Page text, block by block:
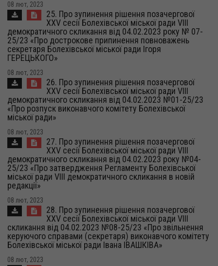
08 лют, 2023
25. Про зупинення рішення позачергової
XXV сесії Болехівської міської ради VIII
демократичного скликання від 04.02.2023 року № 07-
25/23 «Про дострокове припинення повноважень
секретаря Болехівської міської ради Ігоря
ГЕРЕЦЬКОГО»
08 лют, 2023
26. Про зупинення рішення позачергової
XXV сесії Болехівської міської ради VIII
демократичного скликання від 04.02.2023 №01-25/23
«Про розпуск виконавчого комітету Болехівської
міської ради»
08 лют, 2023
27. Про зупинення рішення позачергової
XXV сесії Болехівської міської ради VIII
демократичного скликання від 04.02.2023 року №04-
25/23 «Про затвердження Регламенту Болехівської
міської ради VIII демократичного скликання в новій
редакції»
08 лют, 2023
28. Про зупинення рішення позачергової
XXV сесії Болехівської міської ради VIII
скликання від 04.02.2023 №08-25/23 «Про звільнення
керуючого справами (секретаря) виконавчого комітету
Болехівської міської ради Івана ІВАШКІВА»
08 лют, 2023